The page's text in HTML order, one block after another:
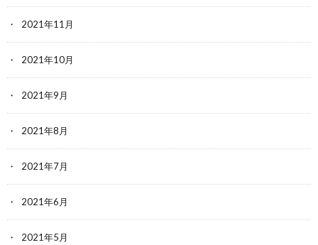
2021年11月
2021年10月
2021年9月
2021年8月
2021年7月
2021年6月
2021年5月